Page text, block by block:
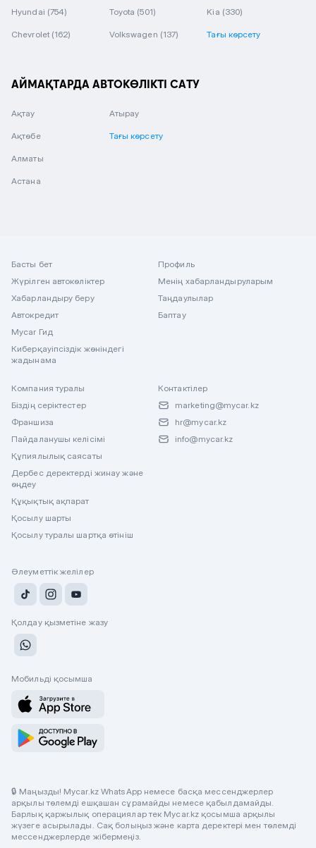
Hyundai (754) Toyota (501) Kia (330)
Chevrolet (162) Volkswagen (137) Тағы көрсету
АЙМАҚТАРДА АВТОКӨЛІКТІ САТУ
Ақтау
Ақтөбе
Алматы
Астана
Атырау
Тағы көрсету
Басты бет
Жүрілген автокөліктер
Хабарландыру беру
Автокредит
Mycar Гид
Киберқауіпсіздік жөніндегі
жадынама
Профиль
Менің хабарландыруларым
Таңдаулылар
Баптау
Компания туралы
Біздің серіктестер
Франшиза
Пайдаланушы келісімі
Құпиялылық саясаты
Дербес деректерді жинау және
өңдеу
Құқықтық ақпарат
Қосылу шарты
Қосылу туралы шартқа өтініш
Контактілер
marketing@mycar.kz
hr@mycar.kz
info@mycar.kz
Әлеуметтік желілер
Қолдау қызметіне жазу
Мобильді қосымша
🔒 Маңызды! Mycar.kz WhatsApp немесе басқа мессенджерлер
арқылы төлемді ешқашан сұрамайды немесе қабылдамайды.
Барлық қаржылық операциялар тек Mycar.kz қосымша арқылы
жүзеге асырылады. Сақ болыңыз және карта деректері мен төлемді
мессенджерлерде жібермеңіз.